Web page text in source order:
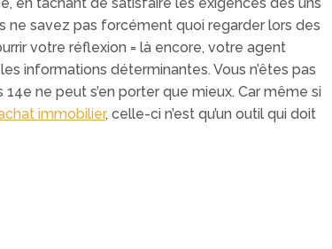
ne savez pas forcément quoi regarder lors des
votre réflexion = là encore, votre agent
informations déterminantes. Vous n’êtes pas
ne peut s’en porter que mieux. Car même si
immobilier, celle-ci n’est qu’un outil qui doit